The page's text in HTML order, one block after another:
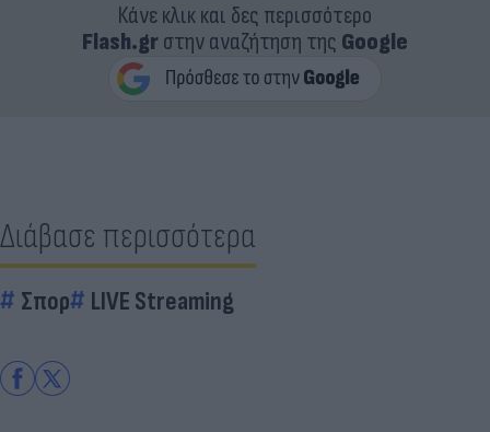
Κάνε κλικ και δες περισσότερο
Flash.grστην αναζήτηση της Google
Διάβασε περισσότερα
Σπορ LIVE Streaming